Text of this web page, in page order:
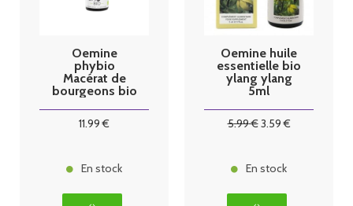
Oemine
phybio
Macérat de
bourgeons bio
11.99 €
En stock
Oemine huile
essentielle bio
ylang ylang
5ml
5.99€3.59€
En stock